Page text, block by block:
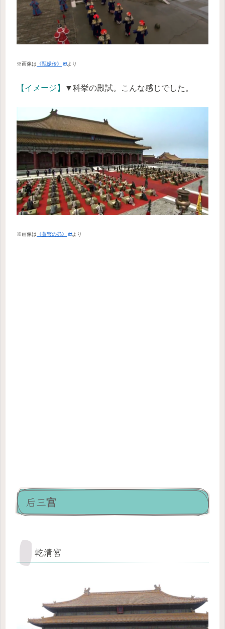
※画像は 《甄嬛传》 より
【イメージ】 ▼科挙の殿試。こんな感じでした。
※画像は 《蒼穹の昴》 より
后三宫
乾清宮